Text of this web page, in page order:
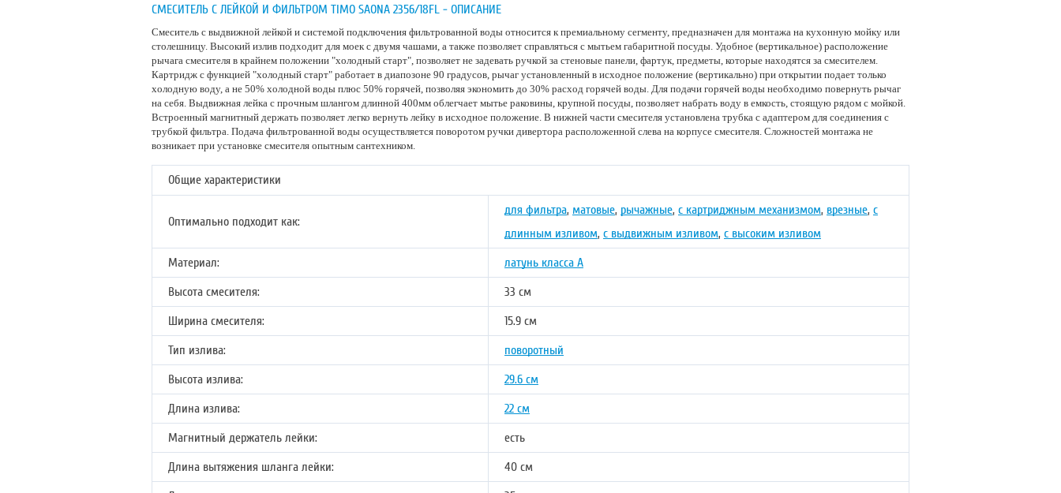
СМЕСИТЕЛЬ С ЛЕЙКОЙ И ФИЛЬТРОМ TIMO SAONA 2356/18FL - ОПИСАНИЕ
Смеситель с выдвижной лейкой и системой подключения фильтрованной воды относится к премиальному сегменту, предназначен для монтажа на кухонную мойку или
столешницу. Высокий излив подходит для моек с двумя чашами, а также позволяет справляться с мытьем габаритной посуды. Удобное (вертикальное) расположение
рычага смесителя в крайнем положении "холодный старт", позволяет не задевать ручкой за стеновые панели, фартук, предметы, которые находятся за смесителем.
Картридж с функцией "холодный старт" работает в диапозоне 90 градусов, рычаг установленный в исходное положение (вертикально) при открытии подает только
холодную воду, а не 50% холодной воды плюс 50% горячей, позволяя экономить до 30% расход горячей воды. Для подачи горячей воды необходимо повернуть рычаг
на себя. Выдвижная лейка с прочным шлангом длинной 400мм облегчает мытье раковины, крупной посуды, позволяет набрать воду в емкость, стоящую рядом с мойкой.
Встроенный магнитный держать позволяет легко вернуть лейку в исходное положение. В нижней части смесителя установлена трубка с адаптером для соединения с
трубкой фильтра. Подача фильтрованной воды осуществляется поворотом ручки дивертора расположенной слева на корпусе смесителя. Сложностей монтажа не
возникает при установке смесителя опытным сантехником.
Общие характеристики
Оптимально подходит как:
для фильтра, матовые, рычажные, с картриджным механизмом, врезные, с
длинным изливом, с выдвижным изливом, с высоким изливом
Материал:
латунь класса А
Высота смесителя:
33 см
Ширина смесителя:
15.9 см
Тип излива:
поворотный
Высота излива:
29.6 см
Длина излива:
22 см
Магнитный держатель лейки:
есть
Длина вытяжения шланга лейки:
40 см